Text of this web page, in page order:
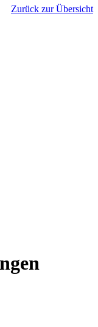
Zurück zur Übersicht